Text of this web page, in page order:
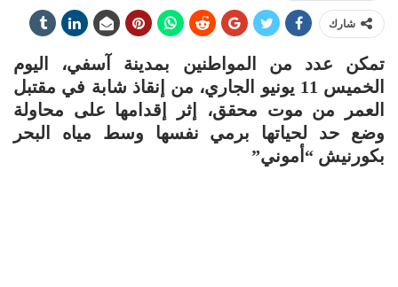
شارك
تمكن عدد من المواطنين بمدينة آسفي، اليوم
الخميس 11 يونيو الجاري، من إنقاذ شابة في مقتبل
العمر من موت محقق، إثر إقدامها على محاولة
وضع حد لحياتها برمي نفسها وسط مياه البحر
بكورنيش “أموني”